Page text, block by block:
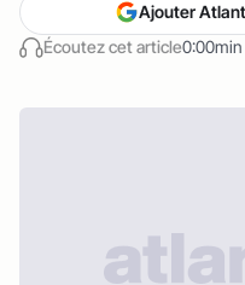
Écoutez cet article0:00min
Ajouter